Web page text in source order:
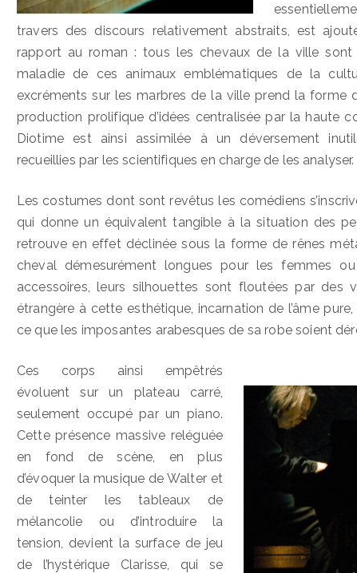
travers des discours relativement abstraits, est
rapport au roman : tous les chevaux de la ville sont
maladie de ces animaux emblématiques de la
excréments sur les marbres de la ville prend la forme
production prolifique d’idées centralisée par la haute
Diotime est ainsi assimilée à un déversement
recueillies par les scientifiques en charge de les analyser.
Les costumes dont sont revêtus les comédiens
qui donne un équivalent tangible à la situation des
retrouve en effet déclinée sous la forme de rênes
cheval démesurément longues pour les femmes
accessoires, leurs silhouettes sont floutées par des
étrangère à cette esthétique, incarnation de l’âme
ce que les imposantes arabesques de sa robe soient
Ces corps ainsi empêtrés
évoluent sur un plateau carré,
seulement occupé par un piano.
Cette présence massive reléguée
en fond de scène, en plus
d’évoquer la musique de Walter et
de teinter les tableaux de
mélancolie ou d’introduire la
tension, devient la surface de jeu
de l’hystérique Clarisse, qui se